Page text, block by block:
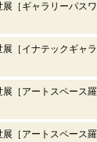
［ギャラリーパス
［イナテックギャ
［アートスペース
［アートスペース